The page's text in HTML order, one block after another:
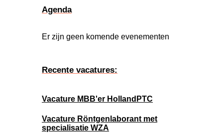
Agenda
Er zijn geen komende evenementen
Recente vacatures:
Vacature MBB'er HollandPTC
Vacature Röntgenlaborant met
specialisatie WZA